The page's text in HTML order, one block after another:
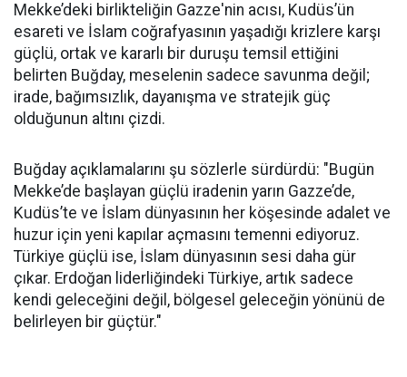
Mekke’deki birlikteliğin Gazze'nin acısı, Kudüs’ün
esareti ve İslam coğrafyasının yaşadığı krizlere karşı
güçlü, ortak ve kararlı bir duruşu temsil ettiğini
belirten Buğday, meselenin sadece savunma değil;
irade, bağımsızlık, dayanışma ve stratejik güç
olduğunun altını çizdi.
Buğday açıklamalarını şu sözlerle sürdürdü: "Bugün
Mekke’de başlayan güçlü iradenin yarın Gazze’de,
Kudüs’te ve İslam dünyasının her köşesinde adalet ve
huzur için yeni kapılar açmasını temenni ediyoruz.
Türkiye güçlü ise, İslam dünyasının sesi daha gür
çıkar. Erdoğan liderliğindeki Türkiye, artık sadece
kendi geleceğini değil, bölgesel geleceğin yönünü de
belirleyen bir güçtür."